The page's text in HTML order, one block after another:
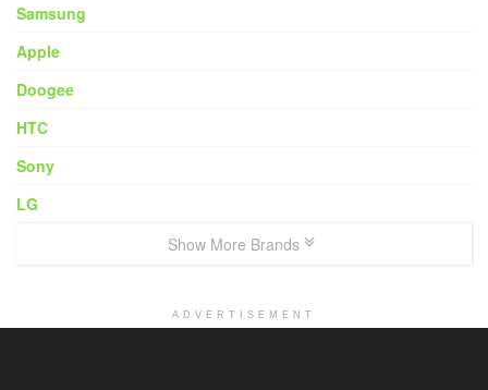
Samsung
Apple
Doogee
HTC
Sony
LG
Show More Brands
ADVERTISEMENT